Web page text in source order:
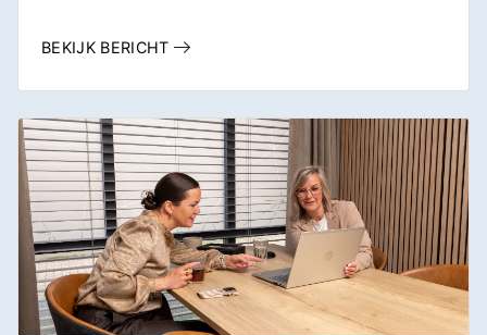
BEKIJK BERICHT